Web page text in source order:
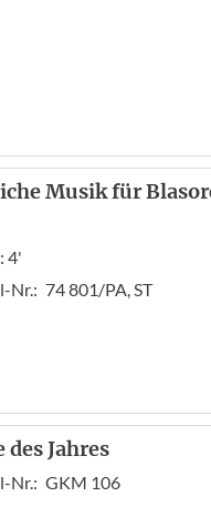
Musik für
4'
Nr.: 74 801/PA, ST
des Jahres
Nr.: GKM 106